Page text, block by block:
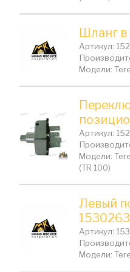
Шланг в
Артикул:
Модели:
Артикул:
Модели:
(TR 100)
Левый
Артикул:
Модели: